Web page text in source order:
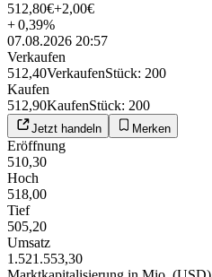
512,80€+2,00€
+0,39%
07.08.2026 20:57
Verkaufen
512,40VerkaufenStück: 200
Kaufen
512,90KaufenStück: 200
Jetzt handeln Merken
Eröffnung
510,30
Hoch
518,00
Tief
505,20
Umsatz
1.521.553,30